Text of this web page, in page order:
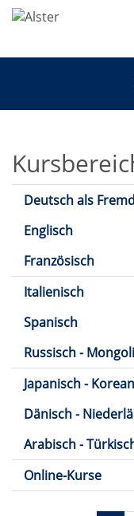
Deutsch als
Englisch
Französisch
Italienisch
Spanisch
Russisch -
Japanisch -
Dänisch -
Arabisch -
Online-Kurse